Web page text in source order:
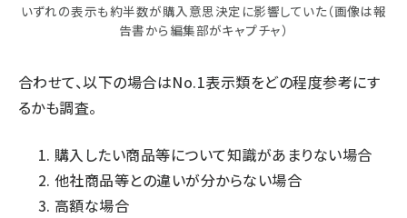
いずれの表示も約半数が購入意思決定に影響していた（画像は報
告書から編集部がキャプチャ）
合わせて、以下の場合はNo.1表示類をどの程度参考にす
るかも調査。
購入したい商品等について知識があまりない場合
他社商品等との違いが分からない場合
高額な場合